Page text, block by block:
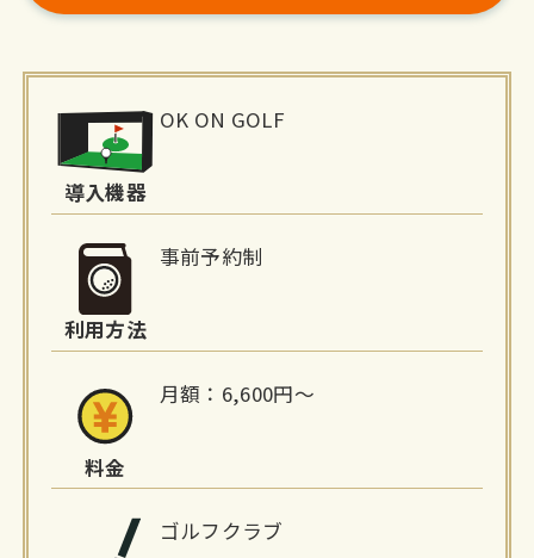
報
導入機器
OK ON GOLF
利用方法
事前予約制
料金
月額：6,600円～
ゴルフクラブ